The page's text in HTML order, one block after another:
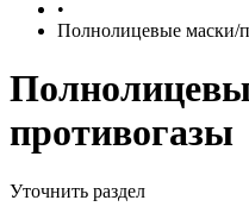
•
Полнолицевые маски/
противогазы
Уточнить раздел